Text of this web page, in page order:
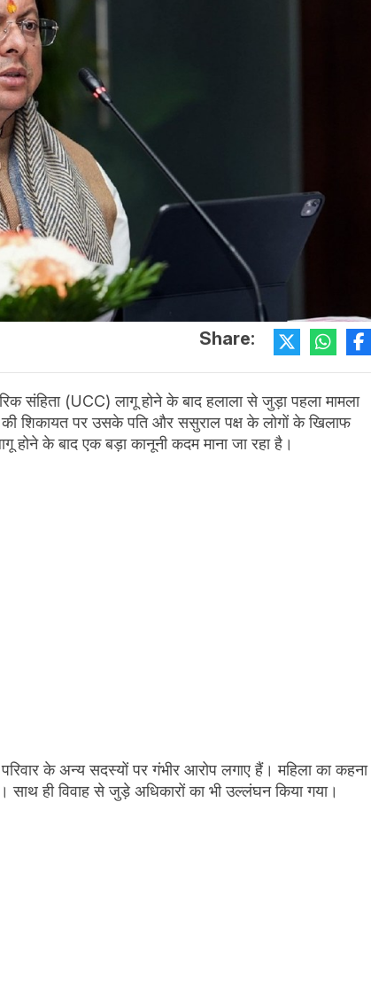
Share:
संहिता (UCC) लागू होने के बाद हलाला से जुड़ा पहला मामला
की शिकायत पर उसके पति और ससुराल पक्ष के लोगों के खिलाफ
होने के बाद एक बड़ा कानूनी कदम माना जा रहा है।
के अन्य सदस्यों पर गंभीर आरोप लगाए हैं। महिला का कहना
ही विवाह से जुड़े अधिकारों का भी उल्लंघन किया गया।